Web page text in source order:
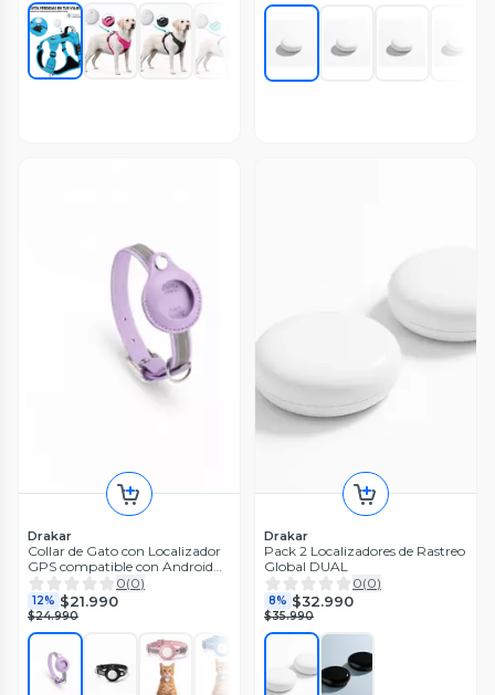
Drakar
Collar de Gato con Localizador
GPS compatible con Android
Seguridad para tu Mascota
0(0)
12% $21.990
$24.990
Drakar
Pack 2 Localizadores de Rastreo
Global DUAL
0(0)
8% $32.990
$35.990